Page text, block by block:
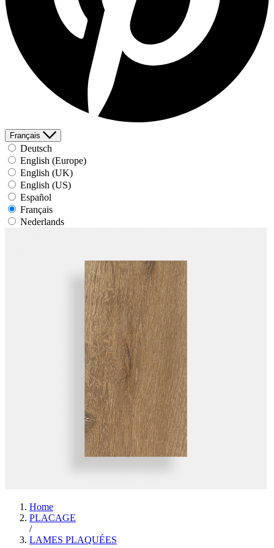
Français
Deutsch
English (Europe)
English (UK)
English (US)
Español
Français
Nederlands
Home
PLACAGE
/
LAMES PLAQUÉES